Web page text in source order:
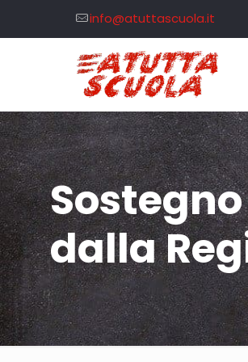
info@atuttascuola.it
dalla